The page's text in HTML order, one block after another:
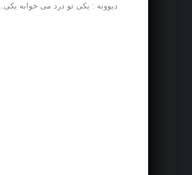
دیوونه : یکی تو درد می خوابه یکی...